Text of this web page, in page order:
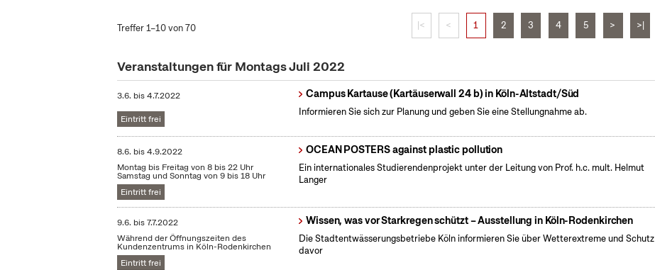
Treffer 1–10 von 70 |< < 1 2 3 4 5 > >|
Veranstaltungen für Montags Juli 2022
3.6. bis4.7.2022
Eintritt frei
Campus Kartause (Kartäuserwall 24 b) in Köln-Altstadt/Süd
Informieren Sie sich zur Planung und geben Sie eine Stellungnahme ab.
8.6. bis4.9.2022
Montag bis Freitag von 8 bis 22 Uhr
Samstag und Sonntag von 9 bis 18 Uhr
Eintritt frei
OCEAN POSTERS against plastic pollution
Ein internationales Studierendenprojekt unter der Leitung von Prof. h.c. mult. Helmut
Langer
9.6. bis7.7.2022
Während der Öffnungszeiten des
Kundenzentrums in Köln-Rodenkirchen
Eintritt frei
Wissen, was vor Starkregen schützt – Ausstellung in Köln-Rodenkirchen
Die Stadtentwässerungsbetriebe Köln informieren Sie über Wetterextreme und Schutz
davor